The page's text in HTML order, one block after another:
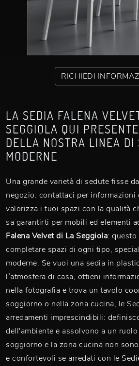
RICHIEDI
LA SEDIA FALENA
SEGGIOLA QUI
DELLA NOSTRA LINEA DI
MODERNE
Una grande varietà di sedute fisse
negozio: contattaci per informazioni
valorizza i tuoi spazi con la qualità
sa garantirti per mobili ed elementi
Falena Velvet di La Seggiola: questo
completare spazi di ogni tipo,
moderne. Se vuoi una sedia in
l’atmosfera di casa, ottieni
nella fotografia e trova un tavolo
soggiorno o nella zona cucina, le
arredamenti imprescindibili:
dell'ambiente e assolvono a un
soggiorno e la zona cucina non
e confortevoli se arredati con le